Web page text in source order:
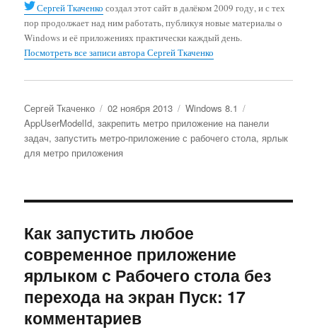
Сергей Ткаченко создал этот сайт в далёком 2009 году, и с тех
пор продолжает над ним работать, публикуя новые материалы о
Windows и её приложениях практически каждый день.
Посмотреть все записи автора Сергей Ткаченко
Автор
Сергей Ткаченко Опубликовано
02 ноября 2013 Рубрики
Windows 8.1
AppUserModelId,закрепить метро приложение на панели
задач,запустить метро-приложение с рабочего стола,ярлык
для метро приложения
Как запустить любое
современное приложение
ярлыком с Рабочего стола без
перехода на экран Пуск: 17
комментариев